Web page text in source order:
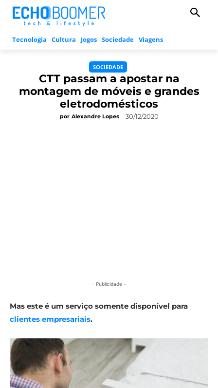
Tecnologia Cultura Jogos Sociedade Viagens
SOCIEDADE
CTT passam a apostar na
montagem de móveis e grandes
eletrodomésticos
por Alexandre Lopes 30/12/2020
- Publicidade -
Mas este é um serviço somente disponível para
clientes empresariais.